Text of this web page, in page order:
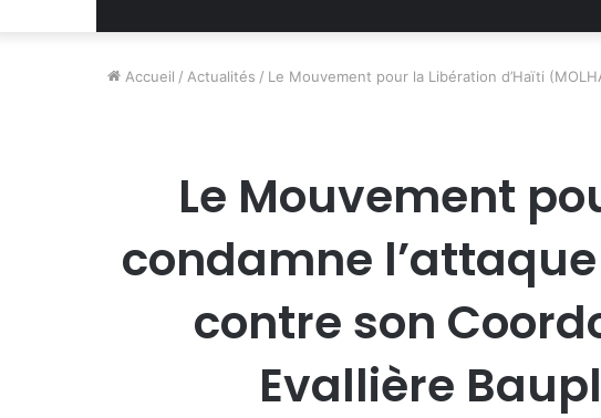
Accueil / Actualités / Le Mouvement pour la Libération d’Haïti
Le Mouvement
condamne
contre son
Evallière